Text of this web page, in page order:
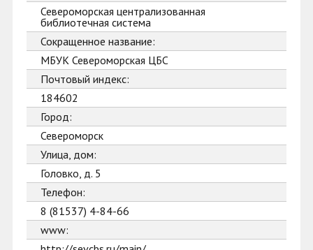
Североморская централизованная
библиотечная система
Сокращенное название:
МБУК Североморская ЦБС
Почтовый индекс:
184602
Город:
Североморск
Улица, дом:
Головко, д. 5
Телефон:
8 (81537) 4-84-66
www: